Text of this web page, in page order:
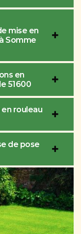
mise en
Somme
en
51600
rouleau
de pose